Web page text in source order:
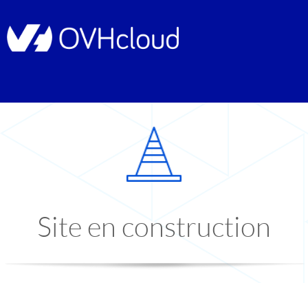
Site en construction